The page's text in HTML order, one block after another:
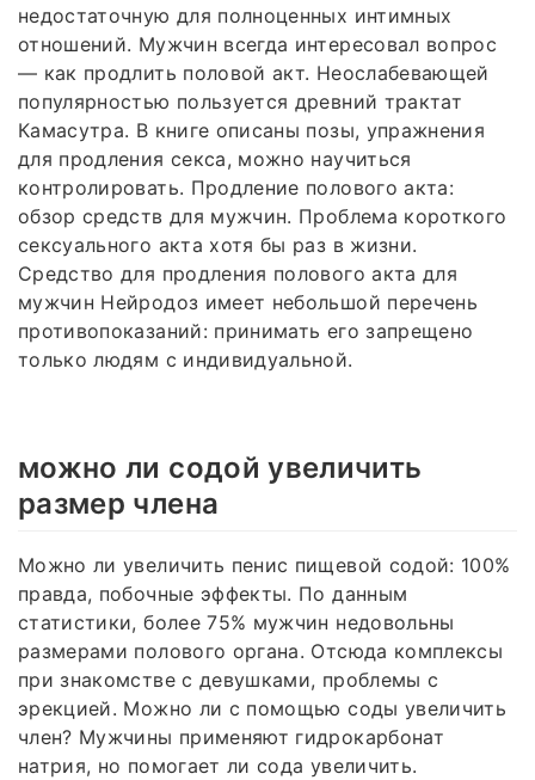
недостаточную для полноценных интимных
отношений. Мужчин всегда интересовал вопрос
— как продлить половой акт. Неослабевающей
популярностью пользуется древний трактат
Камасутра. В книге описаны позы, упражнения
для продления секса, можно научиться
контролировать. Продление полового акта:
обзор средств для мужчин. Проблема короткого
сексуального акта хотя бы раз в жизни.
Средство для продления полового акта для
мужчин Нейродоз имеет небольшой перечень
противопоказаний: принимать его запрещено
только людям с индивидуальной.
можно ли содой увеличить
размер члена
Можно ли увеличить пенис пищевой содой: 100%
правда, побочные эффекты. По данным
статистики, более 75% мужчин недовольны
размерами полового органа. Отсюда комплексы
при знакомстве с девушками, проблемы с
эрекцией. Можно ли с помощью соды увеличить
член? Мужчины применяют гидрокарбонат
натрия, но помогает ли сода увеличить.